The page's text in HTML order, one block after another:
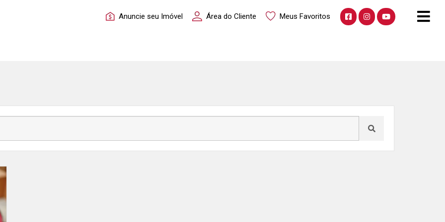
Anuncie seu Imóvel Área do Cliente Meus Favoritos